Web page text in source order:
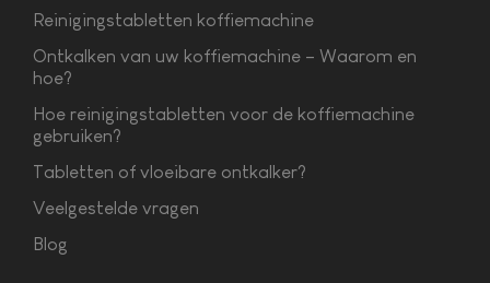
Reinigingstabletten koffiemachine
Ontkalken van uw koffiemachine – Waarom en
hoe?
Hoe reinigingstabletten voor de koffiemachine
gebruiken?
Tabletten of vloeibare ontkalker?
Veelgestelde vragen
Blog